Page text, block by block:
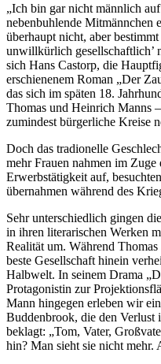
„Ich bin gar nicht männlich
nebenbuhlende Mitmännchen
überhaupt nicht, aber
unwillkürlich gesellschaftlich’
sich Hans Castorp, die
erschienenem Roman „Der
das sich im späten 18.
Thomas und Heinrich Manns
zumindest bürgerliche Kreise
Doch das tradionelle
mehr Frauen nahmen im
Erwerbstätigkeit auf,
übernahmen während des
Sehr unterschiedlich gingen
in ihren literarischen Werken
Realität um. Während
beste Gesellschaft hinein
Halbwelt. In seinem Drama
Protagonistin zur
Mann hingegen erleben wir
Buddenbrook, die den Verlust
beklagt: „Tom, Vater,
hin? Man sieht sie nicht mehr.